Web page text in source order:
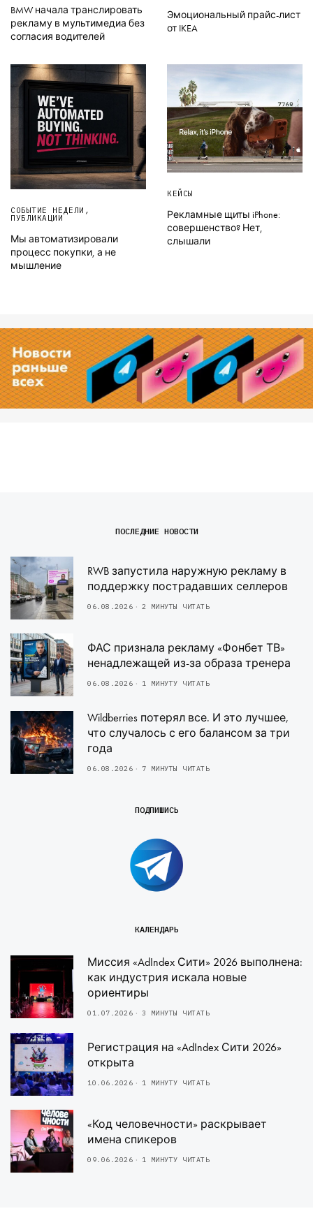
BMW начала транслировать
рекламу в мультимедиа без
согласия водителей
Эмоциональный прайс-лист
от IKEA
СОБЫТИЕ НЕДЕЛИ ,
ПУБЛИКАЦИИ
Мы автоматизировали
процесс покупки, а не
мышление
КЕЙСЫ
Рекламные щиты iPhone:
совершенство? Нет,
слышали
ПОСЛЕДНИЕ НОВОСТИ
RWB запустила наружную рекламу в
поддержку пострадавших селлеров
06.08.2026 2 МИНУТЫ ЧИТАТЬ
ФАС признала рекламу «Фонбет ТВ»
ненадлежащей из-за образа тренера
06.08.2026 1 МИНУТУ ЧИТАТЬ
Wildberries потерял все. И это лучшее,
что случалось с его балансом за три
года
06.08.2026 7 МИНУТЫ ЧИТАТЬ
ПОДПИШИСЬ
КАЛЕНДАРЬ
Миссия «AdIndex Сити» 2026 выполнена:
как индустрия искала новые
ориентиры
01.07.2026 3 МИНУТЫ ЧИТАТЬ
Регистрация на «AdIndex Сити 2026»
открыта
10.06.2026 1 МИНУТУ ЧИТАТЬ
«Код человечности» раскрывает
имена спикеров
09.06.2026 1 МИНУТУ ЧИТАТЬ